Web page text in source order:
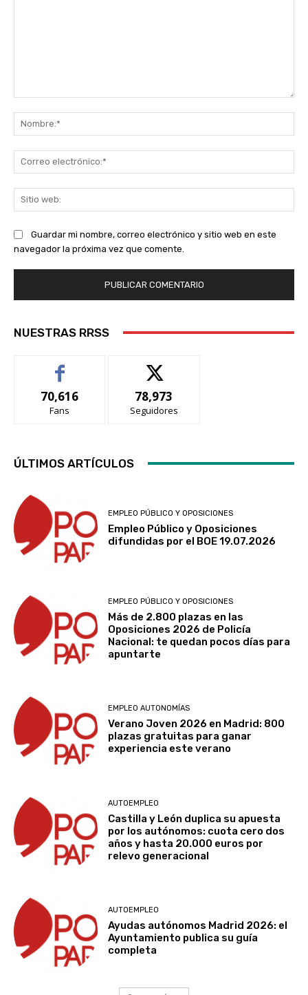
Guardar mi nombre, correo electrónico y sitio web en este
navegador la próxima vez que comente.
NUESTRAS RRSS
70,616
Fans
78,973
Seguidores
ÚLTIMOS ARTÍCULOS
EMPLEO PÚBLICO Y OPOSICIONES
Empleo Público y Oposiciones
difundidas por el BOE 19.07.2026
EMPLEO PÚBLICO Y OPOSICIONES
Más de 2.800 plazas en las
Oposiciones 2026 de Policía
Nacional: te quedan pocos días para
apuntarte
EMPLEO AUTONOMÍAS
Verano Joven 2026 en Madrid: 800
plazas gratuitas para ganar
experiencia este verano
AUTOEMPLEO
Castilla y León duplica su apuesta
por los autónomos: cuota cero dos
años y hasta 20.000 euros por
relevo generacional
AUTOEMPLEO
Ayudas autónomos Madrid 2026: el
Ayuntamiento publica su guía
completa